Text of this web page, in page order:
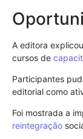
A editora
cursos de
Participantes
editorial como
Foi mostrada a
reintegração